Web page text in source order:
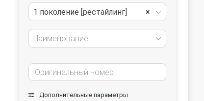
×
1 поколение [рестайлинг]
Наименование
Дополнительные параметры